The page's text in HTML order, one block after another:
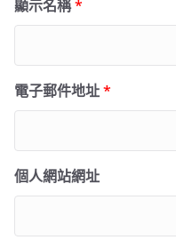
顯示名稱*
電子郵件地址*
個人網站網址